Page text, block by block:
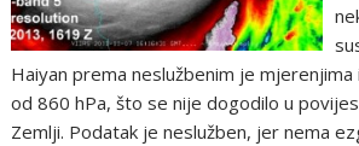
Haiyan prema neslužbenim je mjerenjima
od 860 hPa, što se nije dogodilo u
Zemlji. Podatak je neslužben, jer nema